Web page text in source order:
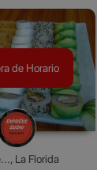
de Horario
La Florida